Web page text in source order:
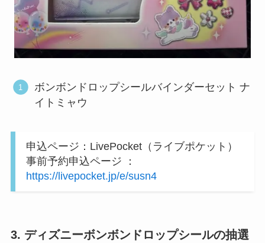
ボンボンドロップシールバインダーセット ナ
イトミャウ
申込ページ：LivePocket（ライブポケット）
事前予約申込ページ ：
https://livepocket.jp/e/susn4
3. ディズニーボンボンドロップシールの抽選